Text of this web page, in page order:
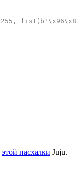
этой пасхалки Juju.